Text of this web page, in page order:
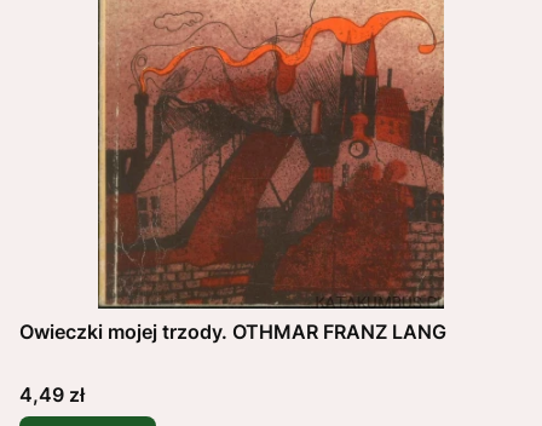
Owieczki mojej trzody. OTHMAR FRANZ LANG
Cena
4,49 zł